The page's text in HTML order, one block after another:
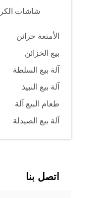
شاشات
الأمتعة خزائن
بيع الخزائن
آلة بيع السلطة
آلة بيع النبيذ
طعام البيع آلة
آلة بيع الصيدلة
اتصل بنا